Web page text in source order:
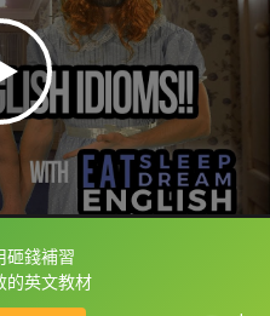
砸錢補習
的英文教材
以直接查字典喔！